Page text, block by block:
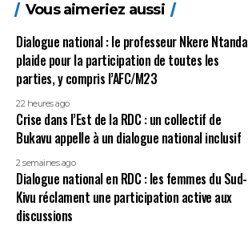
Vous aimeriez aussi
Dialogue national : le professeur Nkere Ntanda
plaide pour la participation de toutes les
parties, y compris l’AFC/M23
22 heures ago
Crise dans l’Est de la RDC : un collectif de
Bukavu appelle à un dialogue national inclusif
2 semaines ago
Dialogue national en RDC : les femmes du Sud-
Kivu réclament une participation active aux
discussions